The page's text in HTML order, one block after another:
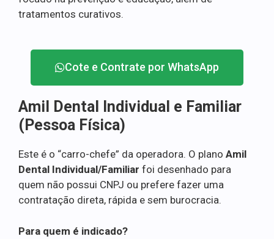
tratamentos curativos.
Cote e Contrate por WhatsApp
Amil Dental Individual e Familiar
(Pessoa Física)
Este é o “carro-chefe” da operadora. O plano Amil
Dental Individual/Familiar foi desenhado para
quem não possui CNPJ ou prefere fazer uma
contratação direta, rápida e sem burocracia.
Para quem é indicado?